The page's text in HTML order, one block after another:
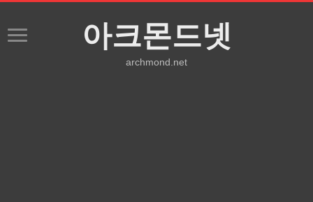
아크몬드넷
archmond.net